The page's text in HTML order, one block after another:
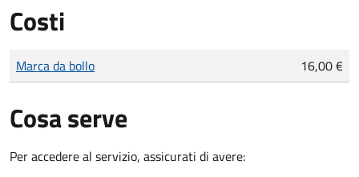
Costi
Tipo di pagamento
Importo
Marca da bollo 16,00 €
Cosa serve
Per accedere al servizio, assicurati di avere: